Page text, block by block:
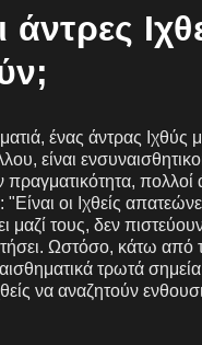
άντρες
ένας άντρας Ιχθύς
είναι
πραγματικότητα,
"Είναι οι Ιχθείς
μαζί τους, δεν
Ωστόσο, κάτω από
τρωτά
να αναζητούν